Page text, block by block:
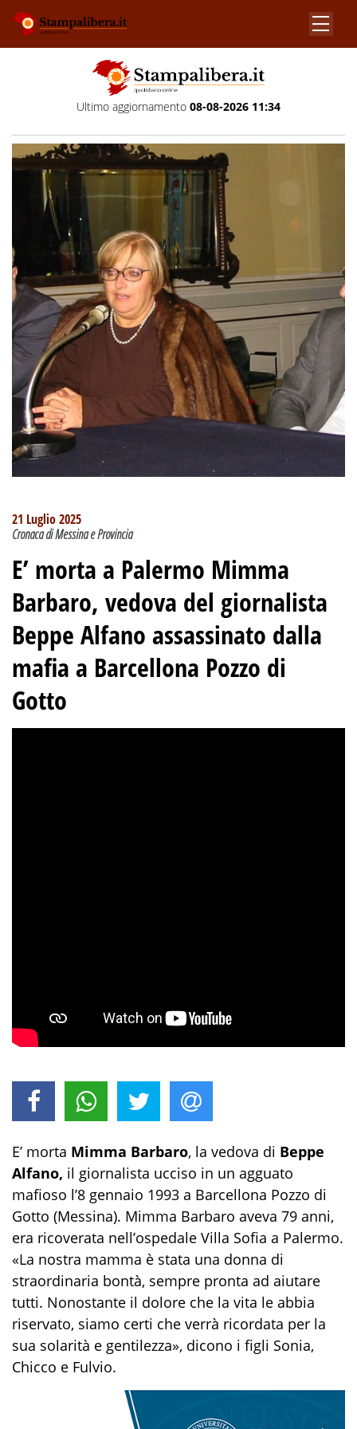
Ultimo aggiornamento 08-08-2026 11:34
21 Luglio 2025
Cronaca di Messina e Provincia
E’ morta a Palermo Mimma
Barbaro, vedova del giornalista
Beppe Alfano assassinato dalla
mafia a Barcellona Pozzo di
Gotto
E’ morta Mimma Barbaro, la vedova di Beppe
Alfano, il giornalista ucciso in un agguato
mafioso l’8 gennaio 1993 a Barcellona Pozzo di
Gotto (Messina). Mimma Barbaro aveva 79 anni,
era ricoverata nell’ospedale Villa Sofia a Palermo.
«La nostra mamma è stata una donna di
straordinaria bontà, sempre pronta ad aiutare
tutti. Nonostante il dolore che la vita le abbia
riservato, siamo certi che verrà ricordata per la
sua solarità e gentilezza», dicono i figli Sonia,
Chicco e Fulvio.